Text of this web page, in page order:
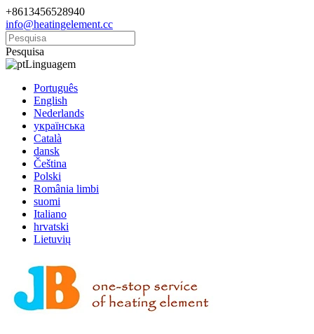
+8613456528940
info@heatingelement.cc
Pesquisa
Linguagem
Português
English
Nederlands
українська
Català
dansk
Čeština
Polski
România limbi
suomi
Italiano
hrvatski
Lietuvių